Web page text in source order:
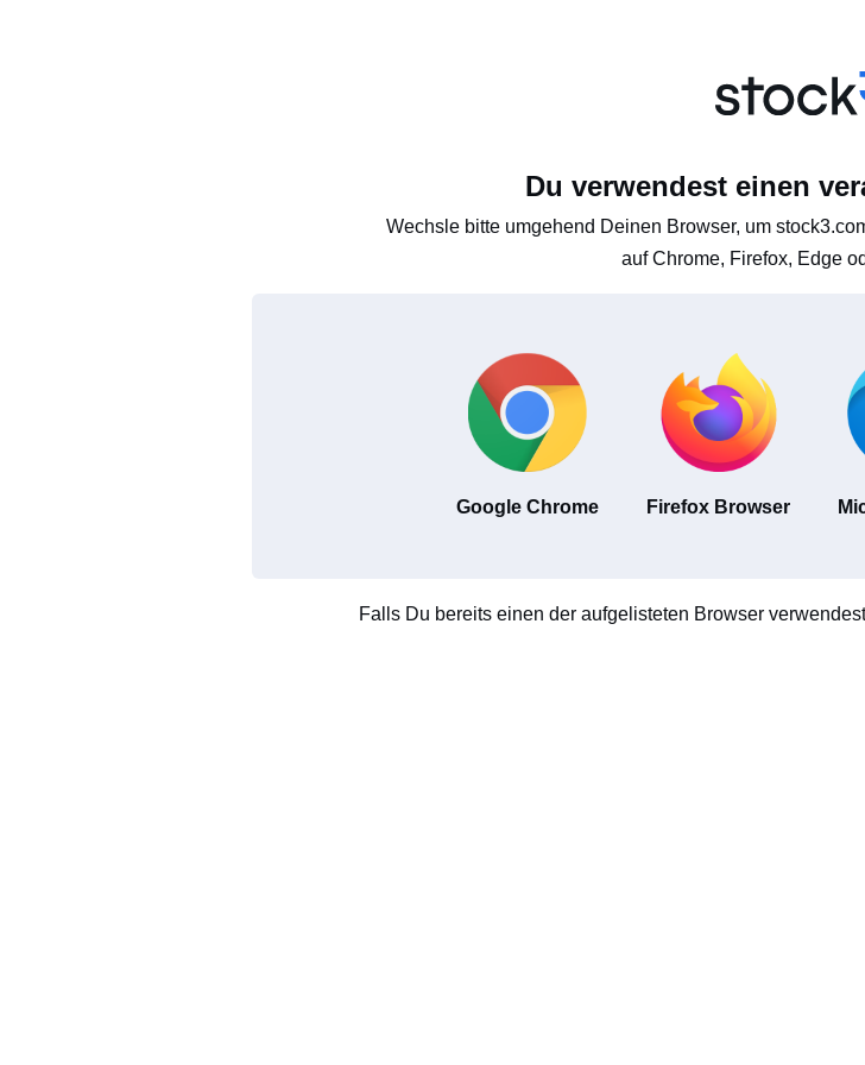
Du verwendest einen
Wechsle bitte umgehend Deinen Browser, um
auf Chrome, Firefox, Edge
Google Chrome Firefox Browser
Falls Du bereits einen der aufgelisteten Browser